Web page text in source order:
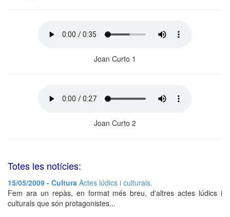
Joan Curto 1
Joan Curto 2
Totes les notícies:
15/05/2009 - Cultura Actes lúdics i culturals.
Fem ara un repàs, en format més breu, d'altres actes lúdics i
culturals que són protagonistes...